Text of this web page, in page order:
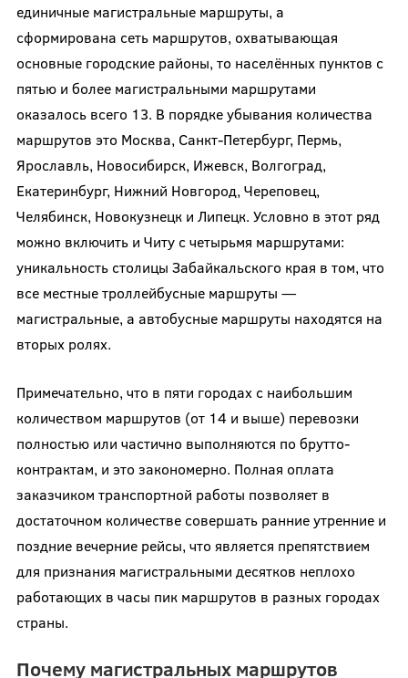
единичные магистральные маршруты, а
сформирована сеть маршрутов, охватывающая
основные городские районы, то населённых пунктов с
пятью и более магистральными маршрутами
оказалось всего 13. В порядке убывания количества
маршрутов это Москва, Санкт-Петербург, Пермь,
Ярославль, Новосибирск, Ижевск, Волгоград,
Екатеринбург, Нижний Новгород, Череповец,
Челябинск, Новокузнецк и Липецк. Условно в этот ряд
можно включить и Читу с четырьмя маршрутами:
уникальность столицы Забайкальского края в том, что
все местные троллейбусные маршруты —
магистральные, а автобусные маршруты находятся на
вторых ролях.
Примечательно, что в пяти городах с наибольшим
количеством маршрутов (от 14 и выше) перевозки
полностью или частично выполняются по брутто-
контрактам, и это закономерно. Полная оплата
заказчиком транспортной работы позволяет в
достаточном количестве совершать ранние утренние и
поздние вечерние рейсы, что является препятствием
для признания магистральными десятков неплохо
работающих в часы пик маршрутов в разных городах
страны.
Почему магистральных маршрутов